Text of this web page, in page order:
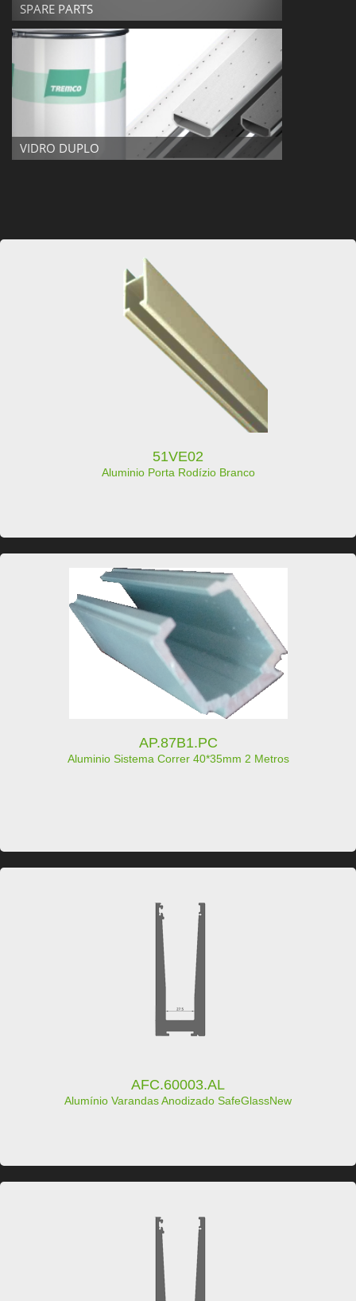
SPARE PARTS
VIDRO DUPLO
VIDRO DUPLO
51VE02
Aluminio Porta Rodízio Branco
AP.87B1.PC
Aluminio Sistema Correr 40*35mm 2 Metros
AFC.60003.AL
Alumínio Varandas Anodizado SafeGlassNew